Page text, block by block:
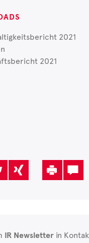
2021
2021
IR Newsletter in